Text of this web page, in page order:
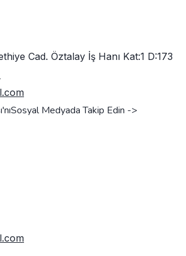
Cad. Öztalay İş Hanı Kat:1 D:173
Sosyal Medyada Takip Edin ->